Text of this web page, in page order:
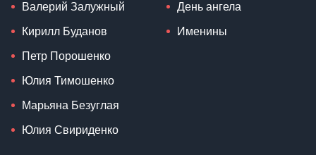
Валерий Залужный
Кирилл Буданов
Петр Порошенко
Юлия Тимошенко
Марьяна Безуглая
Юлия Свириденко
День ангела
Именины